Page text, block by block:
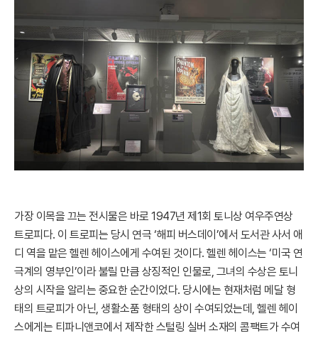
가장 이목을 끄는 전시물은 바로 1947년 제1회 토니상 여우주연상
트로피다. 이 트로피는 당시 연극 ‘해피 버스데이’에서 도서관 사서 애
디 역을 맡은 헬렌 헤이스에게 수여된 것이다. 헬렌 헤이스는 ‘미국 연
극계의 영부인’이라 불릴 만큼 상징적인 인물로, 그녀의 수상은 토니
상의 시작을 알리는 중요한 순간이었다. 당시에는 현재처럼 메달 형
태의 트로피가 아닌, 생활소품 형태의 상이 수여되었는데, 헬렌 헤이
스에게는 티파니앤코에서 제작한 스털링 실버 소재의 콤팩트가 수여